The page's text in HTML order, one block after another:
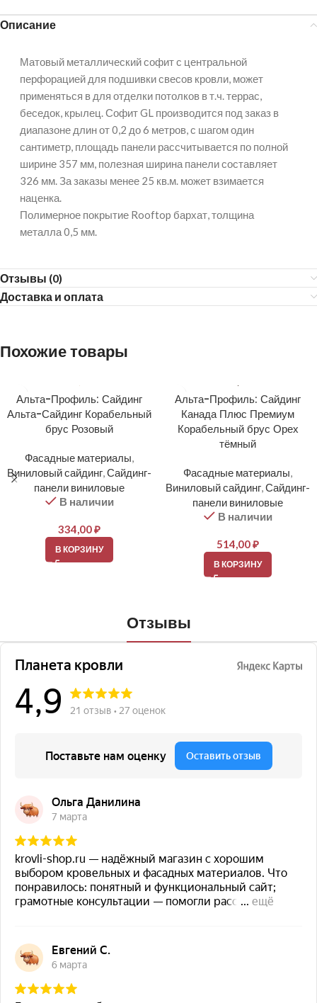
Описание
Матовый металлический софит с центральной
перфорацией для подшивки свесов кровли, может
применяться в для отделки потолков в т.ч. террас,
беседок, крылец. Софит GL производится под заказ в
диапазоне длин от 0,2 до 6 метров, с шагом один
сантиметр, площадь панели рассчитывается по полной
ширине 357 мм, полезная ширина панели составляет
326 мм. За заказы менее 25 кв.м. может взимается
наценка.
Полимерное покрытие Rooftop бархат, толщина
металла 0,5 мм.
Отзывы (0)
Доставка и оплата
Похожие товары
Альта-Профиль: Сайдинг
Альта-Сайдинг Корабельный
брус Розовый
Фасадные материалы,
Виниловый сайдинг,Сайдинг-
панели виниловые
В наличии
334,00₽
В КОРЗИНУ
Альта-Профиль: Сайдинг
Канада Плюс Премиум
Корабельный брус Орех
тёмный
Фасадные материалы,
Виниловый сайдинг,Сайдинг-
панели виниловые
В наличии
514,00₽
В КОРЗИНУ
Отзывы